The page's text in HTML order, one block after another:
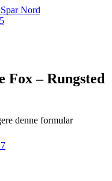
Nord
Fox – Rungsted
denne formular